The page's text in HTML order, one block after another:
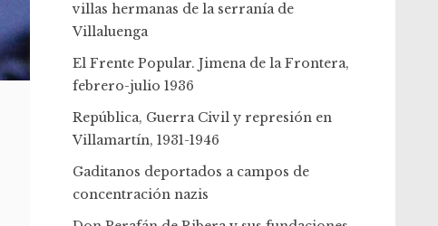
villas hermanas de la serranía de
Villaluenga
El Frente Popular. Jimena de la Frontera,
febrero-julio 1936
República, Guerra Civil y represión en
Villamartín, 1931-1946
Gaditanos deportados a campos de
concentración nazis